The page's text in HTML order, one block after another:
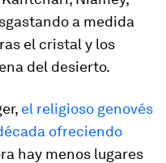
a medida
el cristal y los
del desierto.
el religioso genovés
ofreciendo
hay menos lugares